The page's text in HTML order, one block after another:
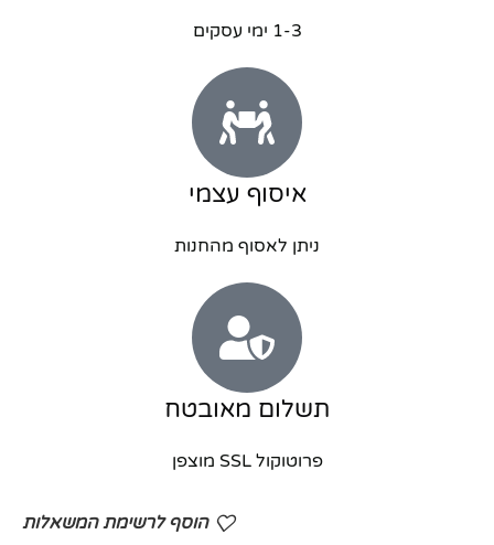
1-3 ימי עסקים
איסוף עצמי
ניתן לאסוף מהחנות
תשלום מאובטח
פרוטוקול SSL מוצפן
הוסף לרשימת המשאלות